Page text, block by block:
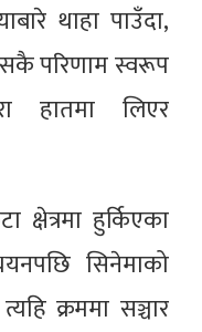
थाहा पाउँदा,
परिणाम स्वरूप
हातमा लिएर
क्षेत्रमा हुर्किएका
सिनेमाको
क्रममा सञ्चार